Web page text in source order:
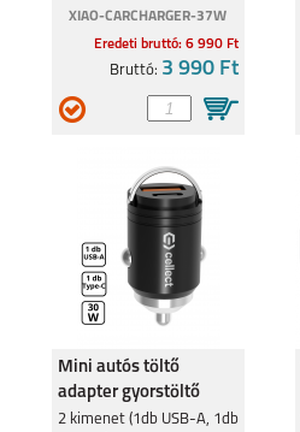
MI 11 LITE 4G
MI 11 LITE 5G REDMI 9T
XIAO-CARCHARGER-37W
Eredeti bruttó: 6 990 Ft
Bruttó: 3 990 Ft
Mini autós töltő
adapter gyorstöltő
funkcióval 30W
2 kimenet (1db USB-A, 1db